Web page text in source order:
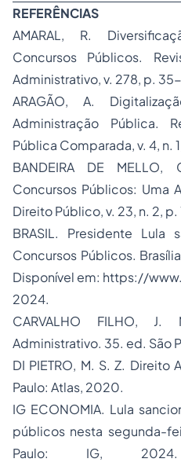
REFERÊNCIAS
AMARAL, R.
Concursos Públicos.
Administrativo, v. 278, p.
ARAGÃO, A.
Administração Pública.
Pública Comparada, v. 4, n.
BANDEIRA DE
Concursos Públicos: Uma
Direito Público, v. 23, n. 2,
BRASIL. Presidente Lula
Concursos Públicos.
Disponível em: https://
2024.
CARVALHO FILHO, J.
Administrativo. 35. ed. São
DI PIETRO, M. S. Z. Direito
Paulo: Atlas, 2020.
IG ECONOMIA. Lula
públicos nesta segunda-
Paulo: IG,